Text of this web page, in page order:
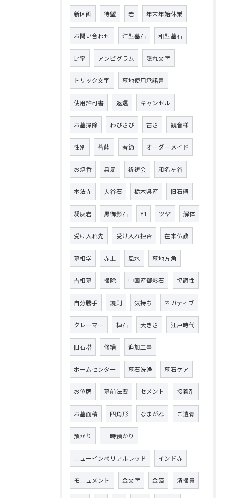
新区画 待望 岩 年末年始休業
お問い合わせ 洋型墓石 和型墓石
比率 アンビグラム 隠れ文字
トリック文字 墓地使用承諾書
使用許可書 返還 キャンセル
お墓掃除 わびさび 古さ 観音様
性別 菩薩 春節 オーダーメイド
お焼香 具足 祈祷会 和名ヶ谷
本法寺 大谷石 栃木県産 旧石碑
凝灰岩 黒御影石 Y1 ツヤ 解体
受け入れ先 受け入れ拒否 在来仏教
墓相学 赤土 風水 墓地方角
吉相墓 掃除 中国産御影石 協調性
自分勝手 規則 気持ち ネガティブ
クレーマー 棹石 大きさ 江戸時代
旧石塔 修繕 追加工事
ホームセンター 墓石洗浄 墓石ケア
お位牌 墓前法要 セメント 接着剤
お墓面積 四角形 なまがね ご遺骨
預かり 一時預かり
ニューインペリアルレッド インド赤
モニュメント 金文字 金箔 清掃員